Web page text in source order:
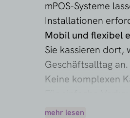
mPOS-Systeme
Installationen
Mobil und flexibel
Sie kassieren dort,
Geschäftsalltag an.
Keine komplexen
Fazit
mehr lesen